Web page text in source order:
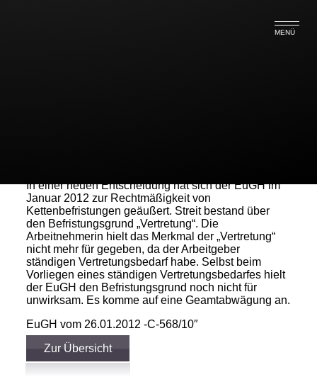
MENÜ
In einer neuen Entscheidung hat sich der EuGH im
Januar 2012 zur Rechtmäßigkeit von
Kettenbefristungen geäußert. Streit bestand über
den Befristungsgrund „Vertretung“. Die
Arbeitnehmerin hielt das Merkmal der „Vertretung“
nicht mehr für gegeben, da der Arbeitgeber
ständigen Vertretungsbedarf habe. Selbst beim
Vorliegen eines ständigen Vertretungsbedarfes hielt
der EuGH den Befristungsgrund noch nicht für
unwirksam. Es komme auf eine Geamtabwägung an.
EuGH vom 26.01.2012 -C-568/10″
Zur Übersicht